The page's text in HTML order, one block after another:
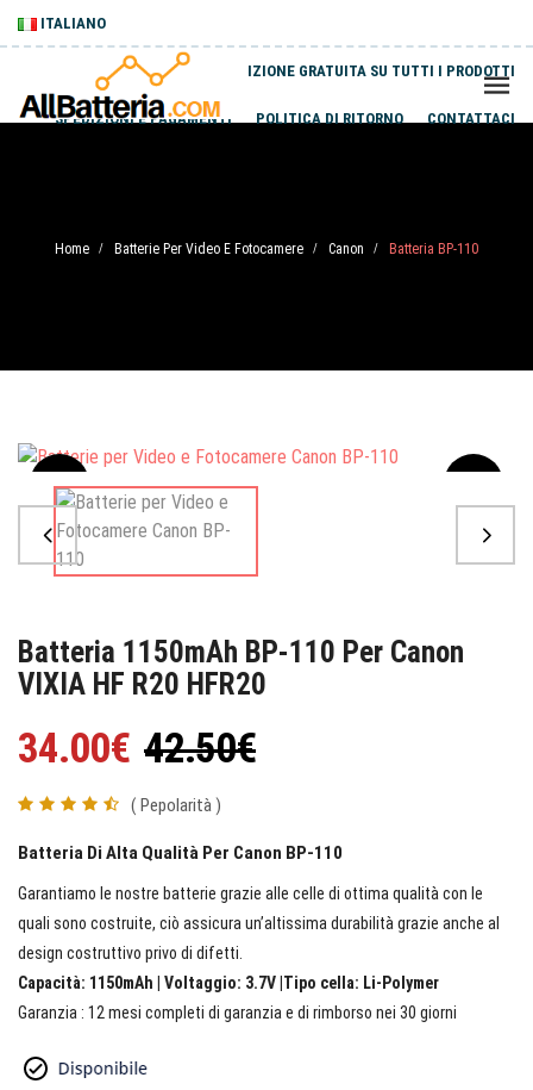
ITALIANO
SPEDIZIONE GRATUITA SU TUTTI I PRODOTTI
SPEDIZIONI E PAGAMENTI POLITICA DI RITORNO CONTATTACI
Home / Batterie Per Video E Fotocamere / Canon / Batteria BP-110
Sale
Batteria 1150mAh BP-110 Per Canon
VIXIA HF R20 HFR20
34.00€ 42.50€
( Pepolarità )
Batteria Di Alta Qualità Per Canon BP-110
Garantiamo le nostre batterie grazie alle celle di ottima qualità con le
quali sono costruite, ciò assicura un’altissima durabilità grazie anche al
design costruttivo privo di difetti.
Capacità: 1150mAh | Voltaggio: 3.7V |Tipo cella: Li-Polymer
Garanzia : 12 mesi completi di garanzia e di rimborso nei 30 giorni